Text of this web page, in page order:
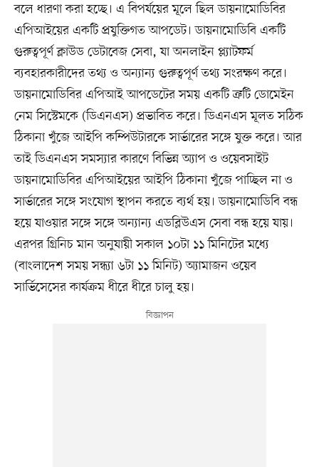
বলে ধারণা করা হচ্ছে। এ বিপর্যয়ের মূলে ছিল ডায়নামোডিবির
এপিআইয়ের একটি প্রযুক্তিগত আপডেট। ডায়নামোডিবি একটি
গুরুত্বপূর্ণ ক্লাউড ডেটাবেজ সেবা, যা অনলাইন প্ল্যাটফর্ম
ব্যবহারকারীদের তথ্য ও অন্যান্য গুরুত্বপূর্ণ তথ্য সংরক্ষণ করে।
ডায়নামোডিবির এপিআই আপডেটের সময় একটি ত্রুটি ডোমেইন
নেম সিস্টেমকে (ডিএনএস) প্রভাবিত করে। ডিএনএস মূলত সঠিক
ঠিকানা খুঁজে আইপি কম্পিউটারকে সার্ভারের সঙ্গে যুক্ত করে। আর
তাই ডিএনএস সমস্যার কারণে বিভিন্ন অ্যাপ ও ওয়েবসাইট
ডায়নামোডিবির এপিআইয়ের আইপি ঠিকানা খুঁজে পাচ্ছিল না ও
সার্ভারের সঙ্গে সংযোগ স্থাপন করতে ব্যর্থ হয়। ডায়নামোডিবি বন্ধ
হয়ে যাওয়ার সঙ্গে সঙ্গে অন্যান্য এডব্লিউএস সেবা বন্ধ হয়ে যায়।
এরপর গ্রিনিচ মান অনুযায়ী সকাল ১০টা ১১ মিনিটের মধ্যে
(বাংলাদেশ সময় সন্ধ্যা ৬টা ১১ মিনিট) অ্যামাজন ওয়েব
সার্ভিসেসের কার্যক্রম ধীরে ধীরে চালু হয়।